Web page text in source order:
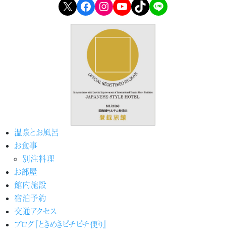
X Facebook Instagram YouTube TikTok LINE
温泉とお風呂
お食事
別注料理
お部屋
館内施設
宿泊予約
交通アクセス
ブログ『ときめきピチピチ便り』